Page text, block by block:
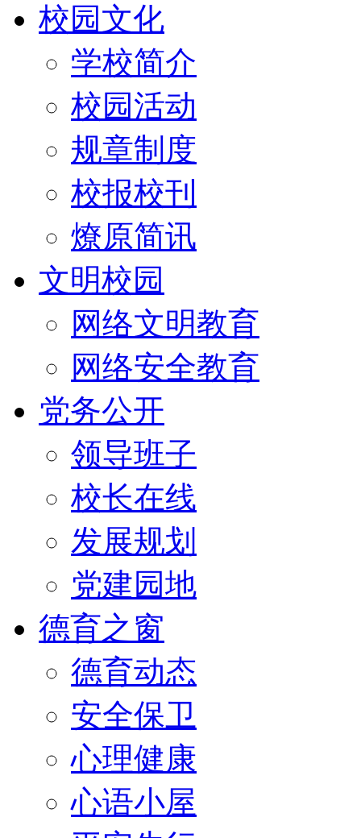
校园文化
学校简介
校园活动
规章制度
校报校刊
燎原简讯
文明校园
网络文明教育
网络安全教育
党务公开
领导班子
校长在线
发展规划
党建园地
德育之窗
德育动态
安全保卫
心理健康
心语小屋